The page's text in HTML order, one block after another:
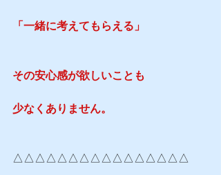
「一緒に考えてもらえる」
その安心感が欲しいことも
少なくありません。
△△△△△△△△△△△△△△△△